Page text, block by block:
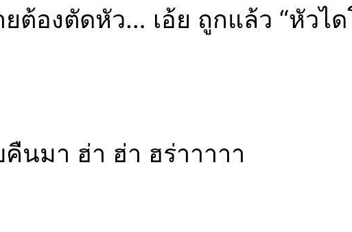
องตัดหัว… เอ้ย ถูกแล้ว “หัวได
นมา ฮ่า ฮ่า ฮร่าาาาา